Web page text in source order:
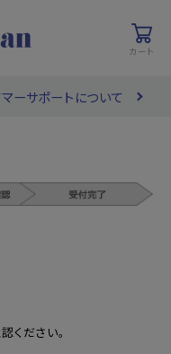
カート
検索
ーサポートについて
ください。